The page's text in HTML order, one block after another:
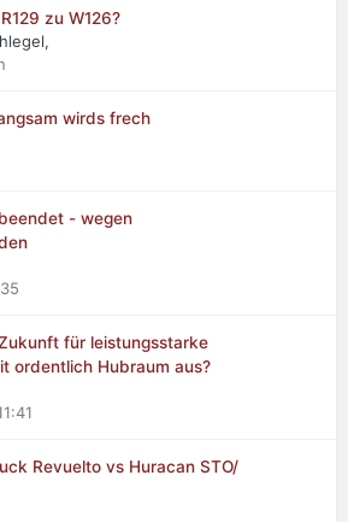
zu W126?
wirds frech
- wegen
für leistungsstarke
ordentlich Hubraum aus?
Revuelto vs Huracan STO/